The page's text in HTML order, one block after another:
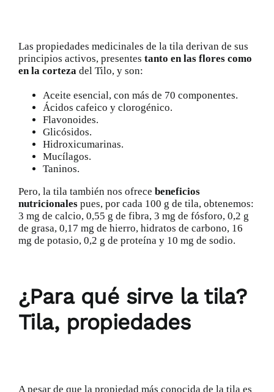
Las propiedades medicinales de la tila derivan de sus
principios activos, presentes tanto en las flores como
en la corteza del Tilo, y son:
Aceite esencial, con más de 70 componentes.
Ácidos cafeico y clorogénico.
Flavonoides.
Glicósidos.
Hidroxicumarinas.
Mucílagos.
Taninos.
Pero, la tila también nos ofrece beneficios
nutricionales pues, por cada 100 g de tila, obtenemos:
3 mg de calcio, 0,55 g de fibra, 3 mg de fósforo, 0,2 g
de grasa, 0,17 mg de hierro, hidratos de carbono, 16
mg de potasio, 0,2 g de proteína y 10 mg de sodio.
¿Para qué sirve la tila?
Tila, propiedades
A pesar de que la propiedad más conocida de la tila es